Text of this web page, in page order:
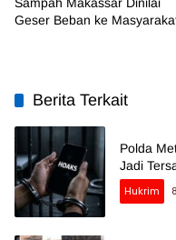
Sampah Makassar Dinilai
Geser Beban ke
Berita Terkait
Polda
Jadi
Hukrim